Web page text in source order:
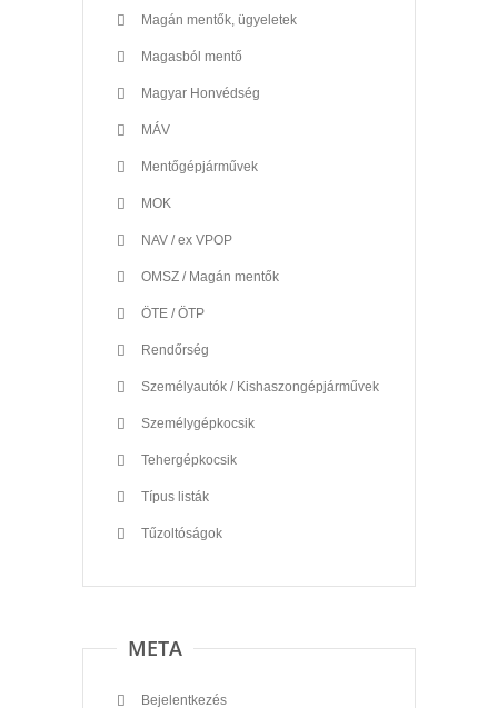
Magán mentők, ügyeletek
Magasból mentő
Magyar Honvédség
MÁV
Mentőgépjárművek
MOK
NAV / ex VPOP
OMSZ / Magán mentők
ÖTE / ÖTP
Rendőrség
Személyautók / Kishaszongépjárművek
Személygépkocsik
Tehergépkocsik
Típus listák
Tűzoltóságok
META
Bejelentkezés